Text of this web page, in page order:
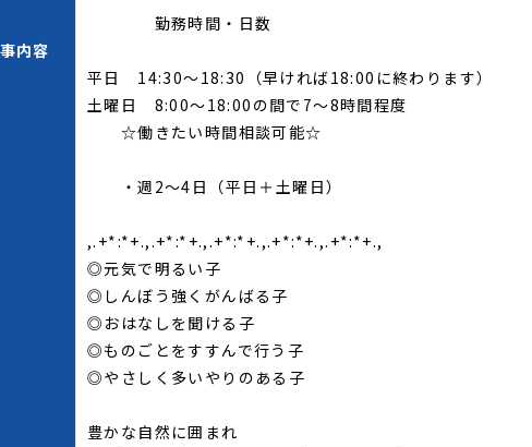
内容
勤務時間・日数
平日 14:30～18:30（早ければ18:00に終わります）
土曜日 8:00～18:00の間で7～8時間程度
☆働きたい時間相談可能☆
・週2～4日（平日＋土曜日）
,.+*:*+.,.+*:*+.,.+*:*+.,.+*:*+.,.+*:*+.,
◎元気で明るい子
◎しんぼう強くがんばる子
◎おはなしを聞ける子
◎ものごとをすすんで行う子
◎やさしく多いやりのある子
豊かな自然に囲まれ